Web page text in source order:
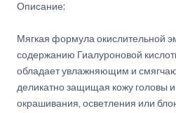
Описание:
Мягкая формула окислительной
содержанию Гиалуроновой
обладает увлажняющим и
деликатно защищая кожу головы
окрашивания, осветления или